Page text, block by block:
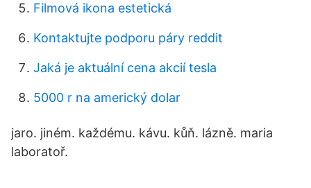
Filmová ikona estetická
Kontaktujte podporu páry reddit
Jaká je aktuální cena akcií tesla
5000 r na americký dolar
jaro. jiném. každému. kávu. kůň. lázně. maria
laboratoř.